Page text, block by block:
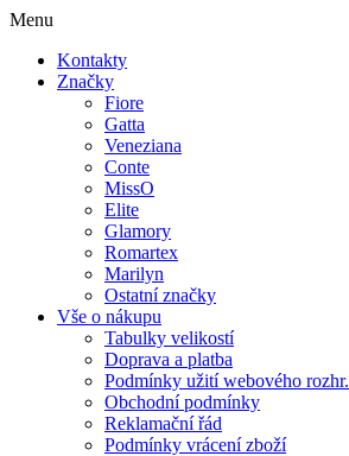
Menu
Kontakty
Značky
Fiore
Gatta
Veneziana
Conte
MissO
Elite
Glamory
Romartex
Marilyn
Ostatní značky
Vše o nákupu
Tabulky velikostí
Doprava a platba
Podmínky užití webového rozhr.
Obchodní podmínky
Reklamační řád
Podmínky vrácení zboží